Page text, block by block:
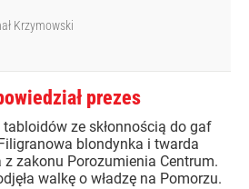
Krzymowski
prezes
tabloidów ze skłonnością do gaf
blondynka i twarda
z zakonu Porozumienia Centrum.
walkę o władzę na Pomorzu.